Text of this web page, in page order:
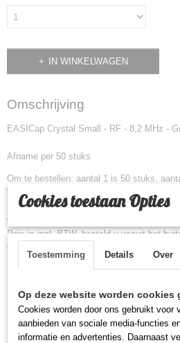
IN WINKELWAGEN
Omschrijving
EASICap Crystal Small - RF - 8,2 MHz -
Afname per 50 stuks
Om te bestellen: aantal 1 is 50 stuks,
Weet u niet welke labels u nodig heeft voor
Stuur ons per post 1 exemplaar toe en wij
welke labels op uw systeem werken.
Prijs is incl. BTW, besteld u vanuit het
voorafgaande te bestellen contact met ons
Cookies toestaan Opties
Toestemming Details Over
Op deze website worden cookies
Cookies worden door ons gebruikt voor
aanbieden van sociale media-functies
informatie en advertenties. Daarnaast